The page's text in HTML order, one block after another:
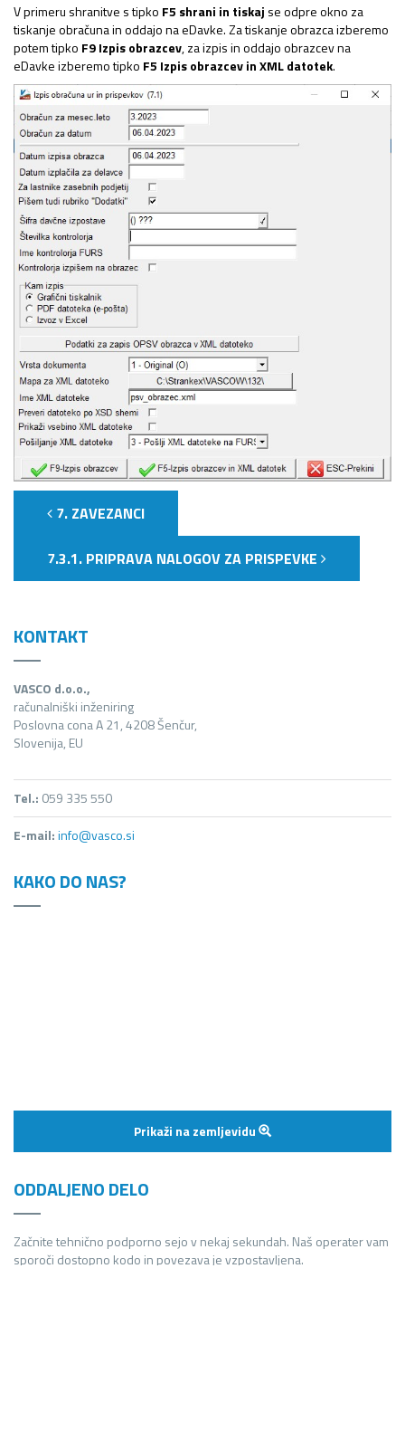
V primeru shranitve s tipko F5 shrani in tiskaj se odpre okno za
tiskanje obračuna in oddajo na eDavke. Za tiskanje obrazca izberemo
potem tipko F9 Izpis obrazcev, za izpis in oddajo obrazcev na
eDavke izberemo tipko F5 Izpis obrazcev in XML datotek.
7. ZAVEZANCI
7.3.1. PRIPRAVA NALOGOV ZA PRISPEVKE
KONTAKT
VASCO d.o.o.,
računalniški inženiring
Poslovna cona A 21, 4208 Šenčur,
Slovenija, EU
Tel.: 059 335 550
E-mail:info@vasco.si
KAKO DO NAS?
Prikaži na zemljevidu
ODDALJENO DELO
Začnite tehnično podporno sejo v nekaj sekundah. Naš operater vam
sporoči dostopno kodo in povezava je vzpostavljena.